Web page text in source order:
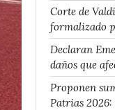
Corte de
formalizado
Declaran
daños que
Proponen
Patrias